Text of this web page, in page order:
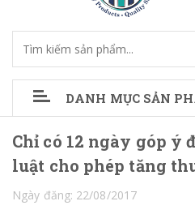
DANH MỤC SẢN
Chỉ có 12 ngày góp ý
luật cho phép tăng
Ngày đăng: 22/08/2017